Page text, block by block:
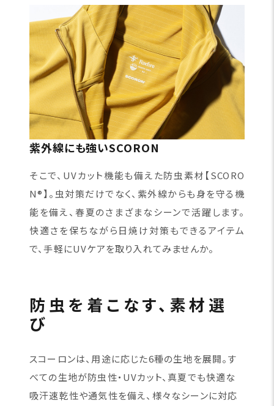
紫外線にも強いSCORON
そこで、UVカット機能も備えた防虫素材【SCORO
N®】。虫対策だけでなく、紫外線からも身を守る機
能を備え、春夏のさまざまなシーンで活躍します。
快適さを保ちながら日焼け対策もできるアイテム
で、手軽にUVケアを取り入れてみませんか。
防虫を着こなす、素材選
び
スコーロンは、用途に応じた6種の生地を展開。す
べての生地が防虫性・UVカット、真夏でも快適な
吸汗速乾性や通気性を備え、様々なシーンに対応